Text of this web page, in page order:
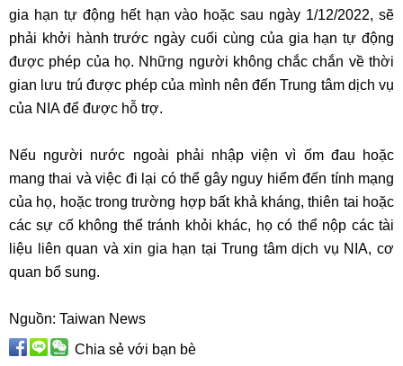
gia hạn tự động hết hạn vào hoặc sau ngày 1/12/2022, sẽ
phải khởi hành trước ngày cuối cùng của gia hạn tự động
được phép của họ. Những người không chắc chắn về thời
gian lưu trú được phép của mình nên đến Trung tâm dịch vụ
của NIA để được hỗ trợ.
Nếu người nước ngoài phải nhập viện vì ốm đau hoặc
mang thai và việc đi lại có thể gây nguy hiểm đến tính mạng
của họ, hoặc trong trường hợp bất khả kháng, thiên tai hoặc
các sự cố không thể tránh khỏi khác, họ có thể nộp các tài
liệu liên quan và xin gia hạn tại Trung tâm dịch vụ NIA, cơ
quan bổ sung.
Nguồn: Taiwan News
Chia sẻ với bạn bè